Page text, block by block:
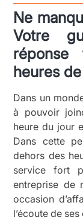
Ne
Votre
réponse
heures
Dans un
à pouvoir
heure du jour
Dans cette
dehors des
service fort
entreprise de
occasion
l’écoute de